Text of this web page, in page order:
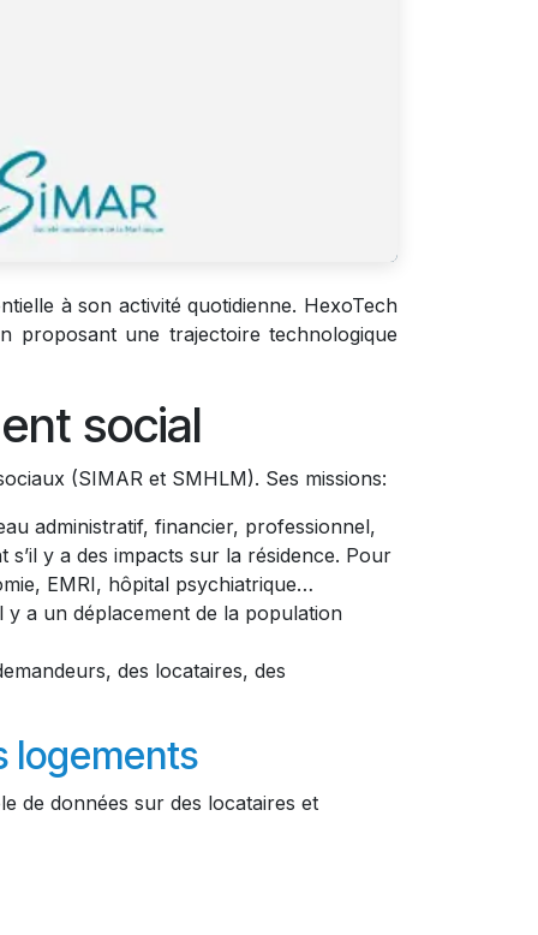
à son activité quotidienne. HexoTech
une trajectoire technologique
social
(SIMAR et SMHLM). Ses missions:
administratif, financier, professionnel,
y a des impacts sur la résidence. Pour
EMRI, hôpital psychiatrique…
y a un déplacement de la population
des locataires, des
logements
de données sur des locataires et